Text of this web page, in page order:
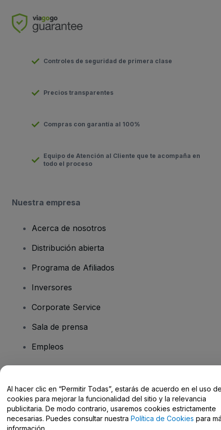
Controles de seguridad de primera clase
Precios transparentes
Compras con garantía al 100%
Equipo de Atención al Cliente que te acompaña en
todo el proceso
Nuestra empresa
Acerca de nosotros
Distribución abierta
Programa de Afiliados
Inversores
Corporate Service
Sala de prensa
Empleos
Centro de Ayuda / Contacto
Al hacer clic en “Permitir Todas”, estarás de acuerdo en el uso
cookies para mejorar la funcionalidad del sitio y la relevancia
publicitaria. De modo contrario, usaremos cookies estrictamente
necesarias. Puedes consultar nuestra Política de Cookies para
información.